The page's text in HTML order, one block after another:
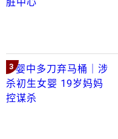
3